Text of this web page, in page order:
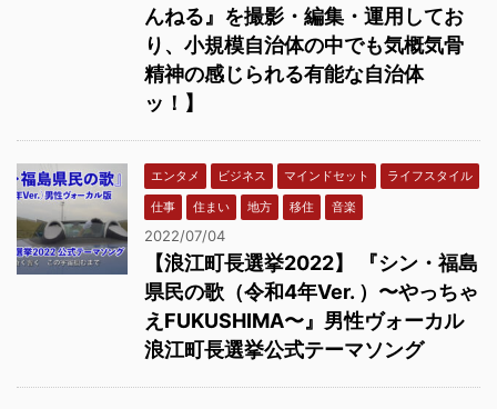
んねる』を撮影・編集・運用してお
り、小規模自治体の中でも気概気骨
精神の感じられる有能な自治体
ッ！】
エンタメ ビジネス マインドセット
ライフスタイル
仕事
住まい 地方 移住 音楽
2022/07/04
【浪江町長選挙2022】 『シン・福島
県民の歌（令和4年Ver. ）〜やっちゃ
えFUKUSHIMA〜』男性ヴォーカル
浪江町長選挙公式テーマソング